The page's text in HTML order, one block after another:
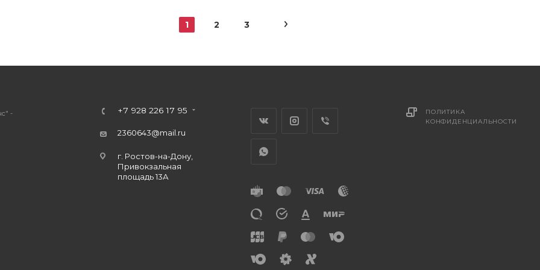
1 2 3
-
+7 928 226 17 95
2360643@mail.ru
г. Ростов-на-Дону,
Привокзальная
площадь 13А
ПОЛИТИКА
КОНФИДЕНЦИАЛЬНОСТИ